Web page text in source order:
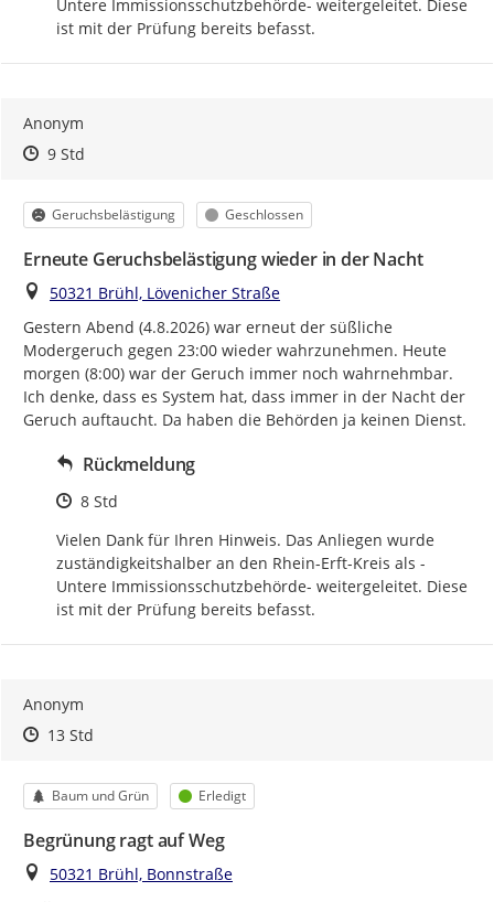
Untere Immissionsschutzbehörde- weitergeleitet. Diese
ist mit der Prüfung bereits befasst.
Anonym
Zeitpunkt des Erstellens
Zeitpunkt des Erstellens
9 StdZur Äußerung
Kategorie
Geruchsbelästigung Status
Geschlossen
Erneute Geruchsbelästigung wieder in der Nacht
Ort
50321 Brühl, Lövenicher Straße
Gestern Abend (4.8.2026) war erneut der süßliche
Modergeruch gegen 23:00 wieder wahrzunehmen. Heute
morgen (8:00) war der Geruch immer noch wahrnehmbar.
Ich denke, dass es System hat, dass immer in der Nacht der
Geruch auftaucht. Da haben die Behörden ja keinen Dienst.
Rückmeldung
Zeitpunkt des Erstellens
8 Std
Vielen Dank für Ihren Hinweis. Das Anliegen wurde
zuständigkeitshalber an den Rhein-Erft-Kreis als -
Untere Immissionsschutzbehörde- weitergeleitet. Diese
ist mit der Prüfung bereits befasst.
Anonym
Zeitpunkt des Erstellens
Zeitpunkt des Erstellens
13 StdZur Äußerung
Kategorie
Baum und Grün Status
Erledigt
Begrünung ragt auf Weg
Ort
50321 Brühl, Bonnstraße